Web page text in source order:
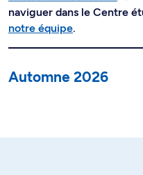
naviguer dans le Centre
notre équipe.
Automne 2026